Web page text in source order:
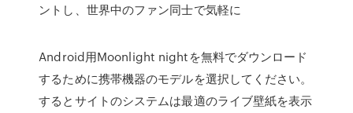
ントし、世界中のファン同士で気軽に
Android用Moonlight nightを無料でダウンロード
するために携帯機器のモデルを選択してください。
するとサイトのシステムは最適のライブ壁紙を表示